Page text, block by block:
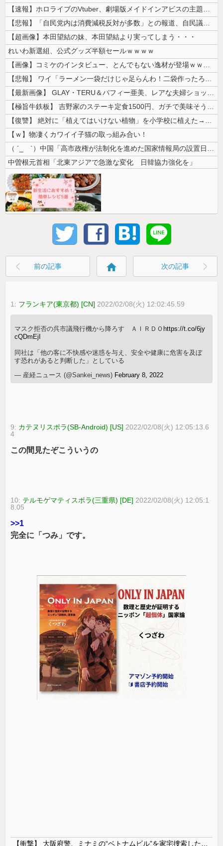
【速報】ホロライブのVtuber、劇場版メイドインアビスの主題歌決定w...
【悲報】「自民党内は消費減税反対が多数」との報道、自民議員の内部証言と...
【超画像】本田望結の妹、本田望結より実ってしまう・・・
れいわ新選組、公式グッズ半額セールｗｗｗｗ
【画像】コミケのインタビュー、とんでもない逸材が登場ｗｗｗｗｗｗ 【P...
【悲報】 ワイ「ラーメン一袋だけじゃ足らんわ！二袋作ったろ！」→結果ｗ...
【最新画像】 GLAY・TERU＆パフィー亜美、レアな夫婦ショットを公...
【極旨牛鉄板】 吉野家のステーキ定食1500円、ガチで美味そうｗｗｗ
【復讐】 絶対に「植えてはいけない植物」を小学校に植えた→20年経って...
【ｗ】物凄くカワイイ子猫の取っ組み合い！
（ ´_ゝ`）中国「高市政権が法制化を進めた国家情報局の設置日が7月3...
中曽根元首相「北東アジアで急激な変化 日韓協力強化を」
前の記事 home 次の記事
1: フランキア(東京都) [CN] 2022/02/08(火) 12:02:45.59
マスク拒否の呉市議飛行機から降ろす ＡＩＲＤＯ https://t.co/6jy
cQDmEjI
同社は「他の客に不快感や迷惑を与え、安全や健康に危害を及ぼ
す恐れがあると判断した」としている
— 産経ニュース (@Sankei_news) February 8, 2022
9: カテヌリスポラ(SB-Android) [US] 2022/02/08(火) 12:05:13.6
4
この間見たぞこういうの
10: テルモゲマティスポラ(三重県) [DE] 2022/02/08(火) 12:05:1
8.05
>>1
完全に「つみ」です。